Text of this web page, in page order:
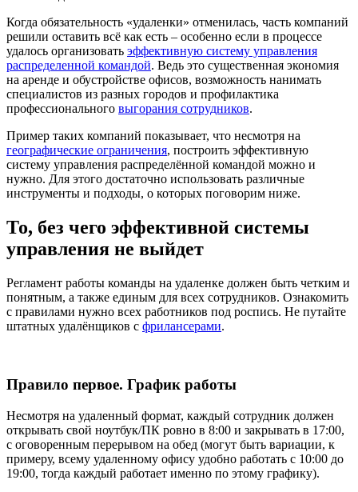
Когда обязательность «удаленки» отменилась, часть компаний
решили оставить всё как есть – особенно если в процессе
удалось организовать эффективную систему управления
распределенной командой. Ведь это существенная экономия
на аренде и обустройстве офисов, возможность нанимать
специалистов из разных городов и профилактика
профессионального выгорания сотрудников.
Пример таких компаний показывает, что несмотря на
географические ограничения, построить эффективную
систему управления распределённой командой можно и
нужно. Для этого достаточно использовать различные
инструменты и подходы, о которых поговорим ниже.
То, без чего эффективной системы
управления не выйдет
Регламент работы команды на удаленке должен быть четким и
понятным, а также единым для всех сотрудников. Ознакомить
с правилами нужно всех работников под роспись. Не путайте
штатных удалёнщиков с фрилансерами.
Правило первое. График работы
Несмотря на удаленный формат, каждый сотрудник должен
открывать свой ноутбук/ПК ровно в 8:00 и закрывать в 17:00,
с оговоренным перерывом на обед (могут быть вариации, к
примеру, всему удаленному офису удобно работать с 10:00 до
19:00, тогда каждый работает именно по этому графику).